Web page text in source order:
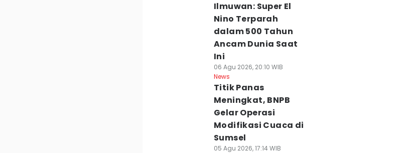
Ilmuwan: Super El
Nino Terparah
dalam 500 Tahun
Ancam Dunia Saat
Ini
06 Agu 2026, 20:10 WIB
News
Titik Panas
Meningkat, BNPB
Gelar Operasi
Modifikasi Cuaca di
Sumsel
05 Agu 2026, 17:14 WIB